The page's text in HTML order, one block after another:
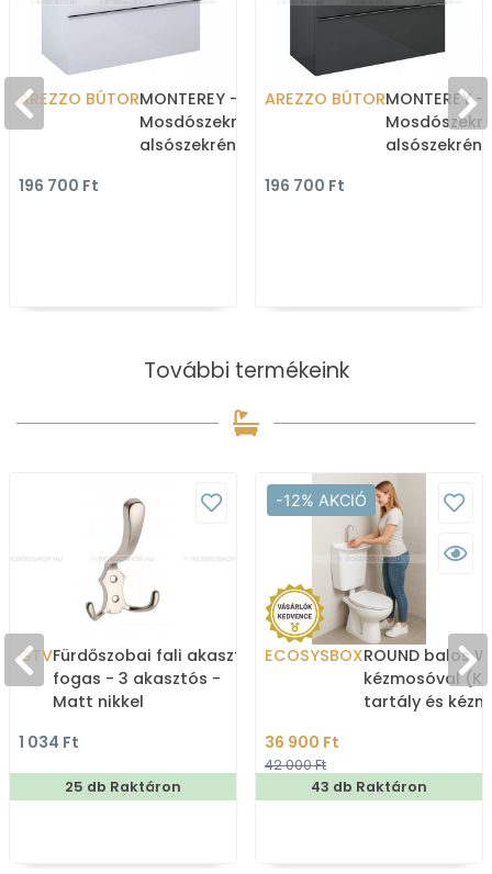
AREZZO BÚTORMONTEREY -
Mosdószekrény,
alsószekrény 2 fiókkal -
magasfényű fehér
196 700 Ft
AREZZO BÚTORMONTEREY -
196 700 Ft
További termékeink
GTVFürdőszobai fali akasztó,
fogas - 3 akasztós -
Matt nikkel
1 034 Ft
25 db Raktáron
-12% AKCIÓ
ECOSYSBOXROUND balos
kézmosóval
tartály és
36 900 Ft
42 000 Ft
43 db Raktáron